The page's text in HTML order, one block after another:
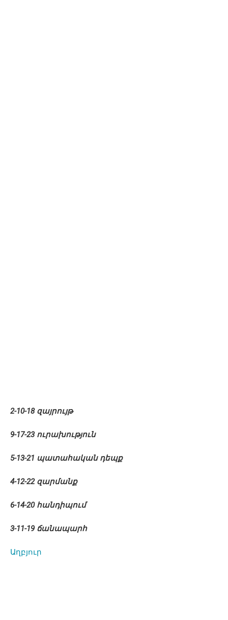
2-10-18 զայրույթ
9-17-23 ուրախություն
5-13-21 պատահական դեպք
4-12-22 զարմանք
6-14-20 հանդիպում
3-11-19 ճանապարհ
Աղբյուր